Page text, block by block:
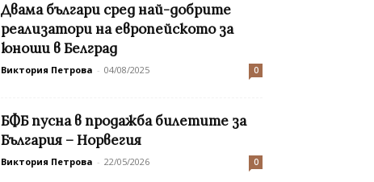
Двама българи сред най-добрите
реализатори на европейското за
юноши в Белград
Виктория Петрова - 04/08/2025 0
БФБ пусна в продажба билетите за
България – Норвегия
Виктория Петрова - 22/05/2026 0